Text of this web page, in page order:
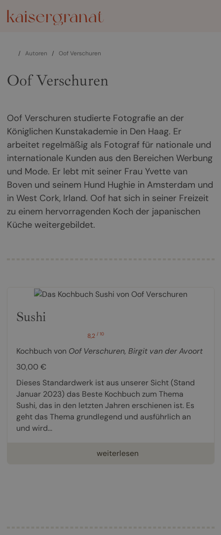
/ Autoren / Oof Verschuren
Oof Verschuren
Oof Verschuren studierte Fotografie an der
Königlichen Kunstakademie in Den Haag. Er
arbeitet regelmäßig als Fotograf für nationale und
internationale Kunden aus den Bereichen Werbung
und Mode. Er lebt mit seiner Frau Yvette van
Boven und seinem Hund Hughie in Amsterdam und
in West Cork, Irland. Oof hat sich in seiner Freizeit
zu einem hervorragenden Koch der japanischen
Küche weitergebildet.
Sushi
8,2/ 10
Kochbuch von Oof Verschuren, Birgit van der Avoort
30,00 €
Dieses Standardwerk ist aus unserer Sicht (Stand
Januar 2023) das Beste Kochbuch zum Thema
Sushi, das in den letzten Jahren erschienen ist. Es
geht das Thema grundlegend und ausführlich an
und wird...
weiterlesen